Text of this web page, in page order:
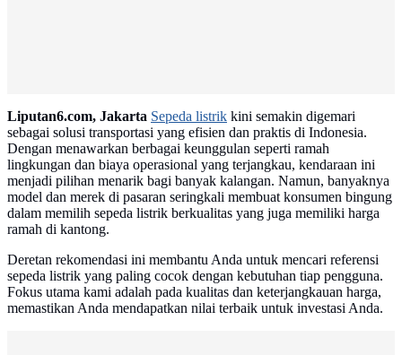
Liputan6.com, Jakarta Sepeda listrik kini semakin digemari
sebagai solusi transportasi yang efisien dan praktis di Indonesia.
Dengan menawarkan berbagai keunggulan seperti ramah
lingkungan dan biaya operasional yang terjangkau, kendaraan ini
menjadi pilihan menarik bagi banyak kalangan. Namun, banyaknya
model dan merek di pasaran seringkali membuat konsumen bingung
dalam memilih sepeda listrik berkualitas yang juga memiliki harga
ramah di kantong.
Deretan rekomendasi ini membantu Anda untuk mencari referensi
sepeda listrik yang paling cocok dengan kebutuhan tiap pengguna.
Fokus utama kami adalah pada kualitas dan keterjangkauan harga,
memastikan Anda mendapatkan nilai terbaik untuk investasi Anda.